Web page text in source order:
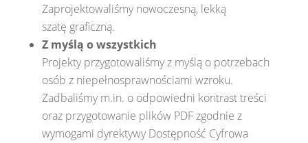
Zaprojektowaliśmy nowoczesną, lekką
szatę graficzną.
Z myślą o wszystkich
Projekty przygotowaliśmy z myślą o potrzebach
osób z niepełnosprawnościami wzroku.
Zadbaliśmy m.in. o odpowiedni kontrast treści
oraz przygotowanie plików PDF zgodnie z
wymogami dyrektywy Dostępność Cyfrowa